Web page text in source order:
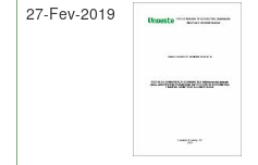
27-Fev-2019